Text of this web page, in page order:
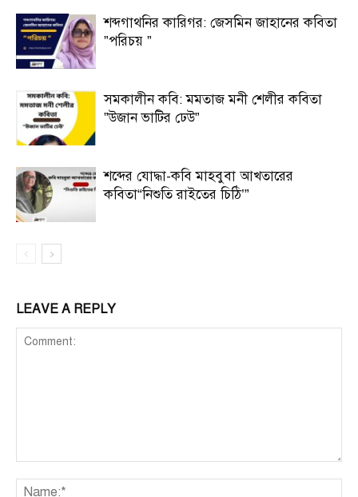
শব্দগাথনির কারিগর: জেসমিন জাহানের কবিতা
”পরিচয় ”
সমকালীন কবি: মমতাজ মনী শেলীর কবিতা
”উজান ভাটির ঢেউ”
শব্দের যোদ্ধা-কবি মাহবুবা আখতারের
কবিতা“নিশুতি রাইতের চিঠি’”
LEAVE A REPLY